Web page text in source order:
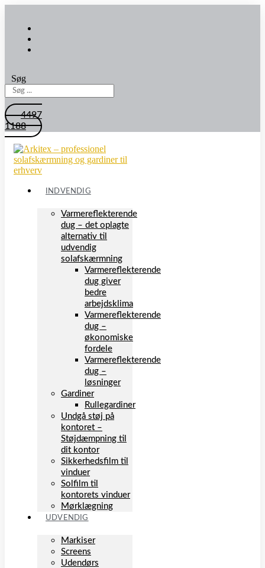
Søg
4497
1188
INDVENDIG
Varmereflekterende
dug – det oplagte
alternativ til
udvendig
solafskærmning
Varmereflekterende
dug giver
bedre
arbejdsklima
Varmereflekterende
dug –
økonomiske
fordele
Varmereflekterende
dug –
løsninger
Gardiner
Rullegardiner
Undgå støj på
kontoret –
Støjdæmpning til
dit kontor
Sikkerhedsfilm til
vinduer
Solfilm til
kontorets vinduer
Mørklægning
UDVENDIG
Markiser
Screens
Udendørs